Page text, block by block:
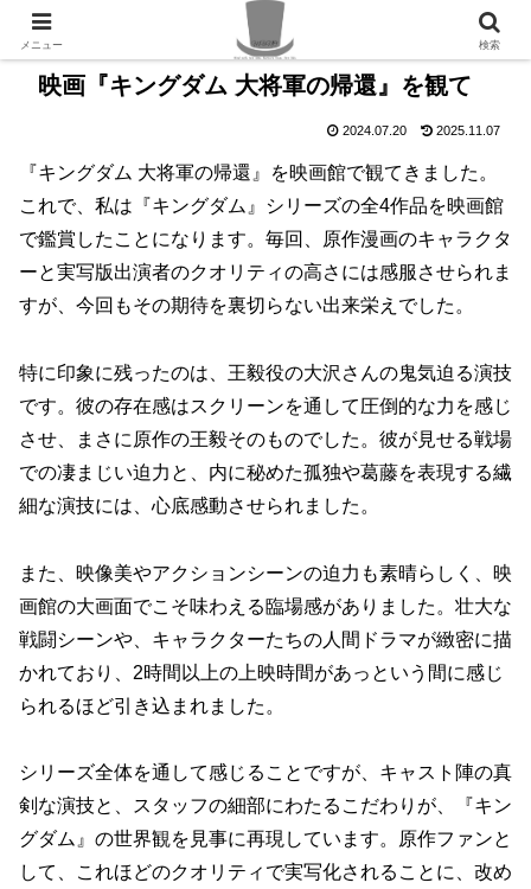
映画『キングダム 大将軍の帰還』を観て
2024.07.20 2025.11.07
『キングダム 大将軍の帰還』を映画館で観てきました。
これで、私は『キングダム』シリーズの全4作品を映画館
で鑑賞したことになります。毎回、原作漫画のキャラクタ
ーと実写版出演者のクオリティの高さには感服させられま
すが、今回もその期待を裏切らない出来栄えでした。
特に印象に残ったのは、王毅役の大沢さんの鬼気迫る演技
です。彼の存在感はスクリーンを通して圧倒的な力を感じ
させ、まさに原作の王毅そのものでした。彼が見せる戦場
での凄まじい迫力と、内に秘めた孤独や葛藤を表現する繊
細な演技には、心底感動させられました。
また、映像美やアクションシーンの迫力も素晴らしく、映
画館の大画面でこそ味わえる臨場感がありました。壮大な
戦闘シーンや、キャラクターたちの人間ドラマが緻密に描
かれており、2時間以上の上映時間があっという間に感じ
られるほど引き込まれました。
シリーズ全体を通して感じることですが、キャスト陣の真
剣な演技と、スタッフの細部にわたるこだわりが、『キン
グダム』の世界観を見事に再現しています。原作ファンと
して、これほどのクオリティで実写化されることに、改め
メニュー 検索